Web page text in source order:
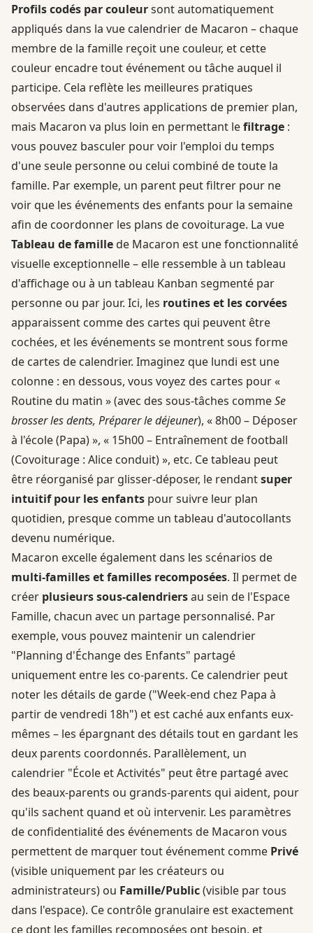
Profils codés par couleursont automatiquement
appliqués dans la vue calendrier de Macaron – chaque
membre de la famille reçoit une couleur, et cette
couleur encadre tout événement ou tâche auquel il
participe. Cela reflète les meilleures pratiques
observées dans d'autres applications de premier plan,
mais Macaron va plus loin en permettant lefiltrage :
vous pouvez basculer pour voir l'emploi du temps
d'une seule personne ou celui combiné de toute la
famille. Par exemple, un parent peut filtrer pour ne
voir que les événements des enfants pour la semaine
afin de coordonner les plans de covoiturage. La vue
Tableau de famillede Macaron est une fonctionnalité
visuelle exceptionnelle – elle ressemble à un tableau
d'affichage ou à un tableau Kanban segmenté par
personne ou par jour. Ici, les routines et les corvées
apparaissent comme des cartes qui peuvent être
cochées, et les événements se montrent sous forme
de cartes de calendrier. Imaginez que lundi est une
colonne : en dessous, vous voyez des cartes pour «
Routine du matin » (avec des sous-tâches commeSe
brosser les dents, Préparer le déjeuner), « 8h00 – Déposer
à l'école (Papa) », « 15h00 – Entraînement de football
(Covoiturage : Alice conduit) », etc. Ce tableau peut
être réorganisé par glisser-déposer, le rendantsuper
intuitif pour les enfants pour suivre leur plan
quotidien, presque comme un tableau d'autocollants
devenu numérique.
Macaron excelle également dans les scénarios de
multi-familles et familles recomposées. Il permet de
créer plusieurs sous-calendriersau sein de l'Espace
Famille, chacun avec un partage personnalisé. Par
exemple, vous pouvez maintenir un calendrier
"Planning d'Échange des Enfants" partagé
uniquement entre les co-parents. Ce calendrier peut
noter les détails de garde ("Week-end chez Papa à
partir de vendredi 18h") et est caché aux enfants eux-
mêmes – les épargnant des détails tout en gardant les
deux parents coordonnés. Parallèlement, un
calendrier "École et Activités" peut être partagé avec
des beaux-parents ou grands-parents qui aident, pour
qu'ils sachent quand et où intervenir. Les paramètres
de confidentialité des événements de Macaron vous
permettent de marquer tout événement comme Privé
(visible uniquement par les créateurs ou
administrateurs) ou Famille/Public(visible par tous
dans l'espace). Ce contrôle granulaire est exactement
ce dont les familles recomposées ont besoin, et